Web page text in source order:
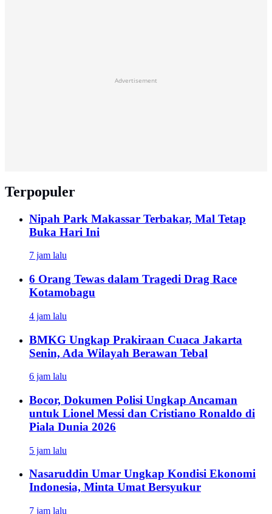
Advertisement
Terpopuler
Nipah Park Makassar Terbakar, Mal Tetap
Buka Hari Ini
7 jam lalu
6 Orang Tewas dalam Tragedi Drag Race
Kotamobagu
4 jam lalu
BMKG Ungkap Prakiraan Cuaca Jakarta
Senin, Ada Wilayah Berawan Tebal
6 jam lalu
Bocor, Dokumen Polisi Ungkap Ancaman
untuk Lionel Messi dan Cristiano Ronaldo di
Piala Dunia 2026
5 jam lalu
Nasaruddin Umar Ungkap Kondisi Ekonomi
Indonesia, Minta Umat Bersyukur
7 jam lalu